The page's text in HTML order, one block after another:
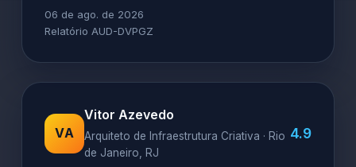
06 de ago. de 2026
Relatório AUD-DVPGZ
VA
Vitor Azevedo
Arquiteto de Infraestrutura Criativa · Rio
de Janeiro, RJ
4.9